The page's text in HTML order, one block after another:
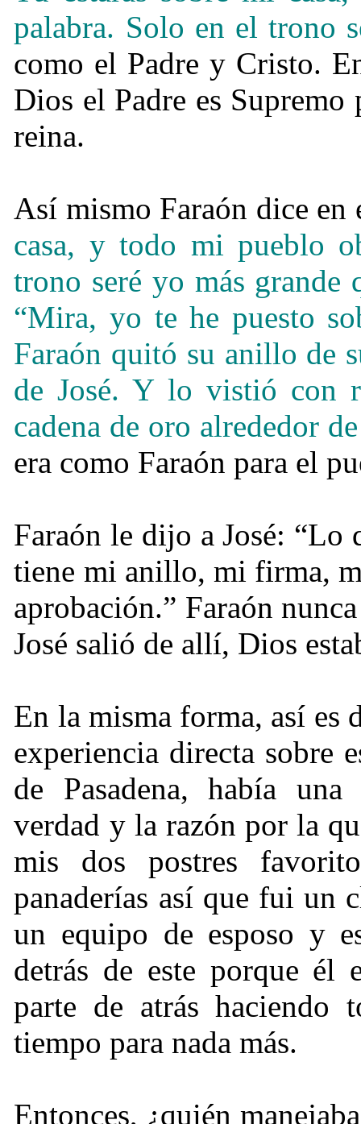
palabra. Solo en el trono
como el Padre y Cristo.
Dios el Padre es Supremo
reina.
Así mismo Faraón dice en
casa, y todo mi pueblo
trono seré yo más
“Mira, yo te he puesto
Faraón quitó su anillo de
de José. Y lo vistió con
cadena de oro alrededor
era como Faraón para el
Faraón le dijo a José: “Lo
tiene mi anillo, mi firma,
aprobación.” Faraón
José salió de allí, Dios
En la misma forma, así es
experiencia directa sobre
de Pasadena, había
verdad y la razón por la
mis dos postres
panaderías así que fui un
un equipo de esposo y
detrás de este porque él
parte de atrás haciendo
tiempo para nada más.
Entonces, ¿quién